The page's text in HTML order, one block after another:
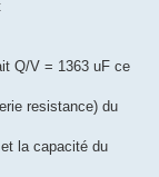
Q/V = 1363 uF ce
resistance) du
la capacité du